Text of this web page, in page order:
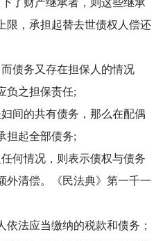
了财产继承者，则这些继承
限，承担起替去世债权人偿还
债务又存在担保人的情况
负之担保责任;
间的共有债务，那么在配偶
担起全部债务;
何情况，则表示债权与债务
外清偿。《民法典》第一千一
法应当缴纳的税款和债务；